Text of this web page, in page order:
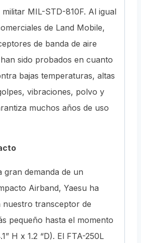
MIL-STD-810F. Al igual
de Land Mobile,
de banda de aire
sido probados en cuanto
bajas temperaturas, altas
vibraciones, polvo y
muchos años de uso
gran demanda de un
Airband, Yaesu ha
nuestro transceptor de
pequeño hasta el momento
H x 1.2 “D). El FTA-250L